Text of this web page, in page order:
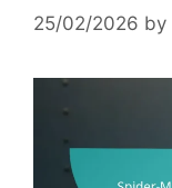
25/02/2026 by